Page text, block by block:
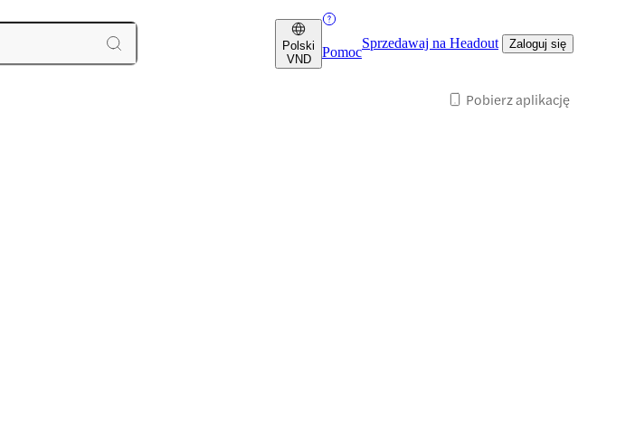
Polski
VND
Pomoc
Sprzedawaj na Headout Zaloguj się
Pobierz aplikację